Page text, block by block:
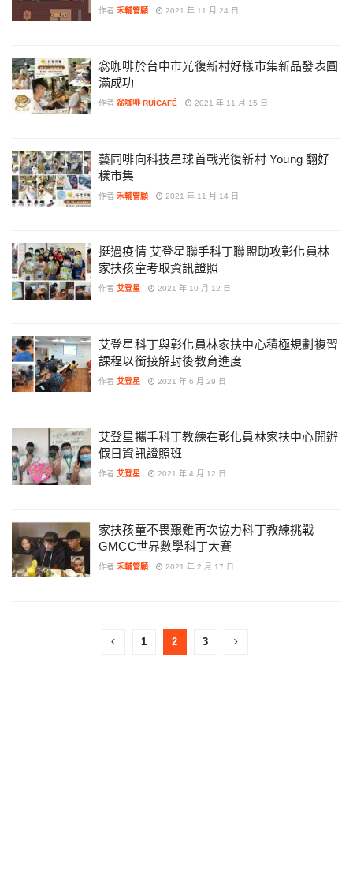
作者 禾輔管顧 2021 年 11 月 24 日
惢咖啡於台中市光復新村好樣市集新品發表圓
滿成功
作者 惢咖啡 RUÌCAFÉ 2021 年 11 月 15 日
藝同啡向科技星球首戰光復新村 Young 翻好
樣市集
作者 禾輔管顧 2021 年 11 月 14 日
挺過疫情 艾登星聯手科丁聯盟助攻彰化員林
家扶孩童考取資訊證照
作者 艾登星 2021 年 10 月 12 日
艾登星科丁與彰化員林家扶中心積極規劃複習
課程以銜接解封後教育進度
作者 艾登星 2021 年 6 月 29 日
艾登星攜手科丁教練在彰化員林家扶中心開辦
假日資訊證照班
作者 艾登星 2021 年 4 月 12 日
家扶孩童不畏艱難再次協力科丁教練挑戰
GMCC世界數學科丁大賽
作者 禾輔管顧 2021 年 2 月 17 日
1 2 3